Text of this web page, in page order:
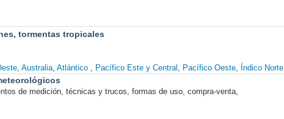
tormentas tropicales
Australia Atlántico Pacífico Este y Central Pacífico Oeste Índico Norte
de medición, técnicas y trucos, formas de uso, compra-venta,